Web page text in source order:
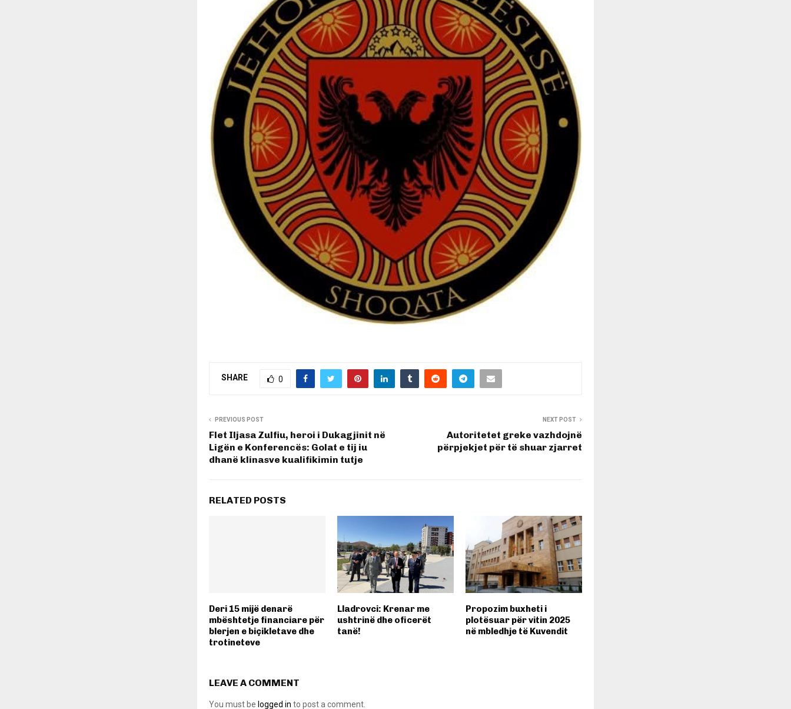
SHARE 0
PREVIOUS POST
Flet Iljasa Zulfiu, heroi i Dukagjinit në
Ligën e Konferencës: Golat e tij iu
dhanë klinasve kualifikimin tutje
NEXT POST
Autoritetet greke vazhdojnë
përpjekjet për të shuar zjarret
RELATED POSTS
Deri 15 mijë denarë
mbështetje financiare për
blerjen e biçikletave dhe
trotineteve
Lladrovci: Krenar me
ushtrinë dhe oficerët
tanë!
Propozim buxheti i
plotësuar për vitin 2025
në mbledhje të Kuvendit
LEAVE A COMMENT
You must be logged in to post a comment.